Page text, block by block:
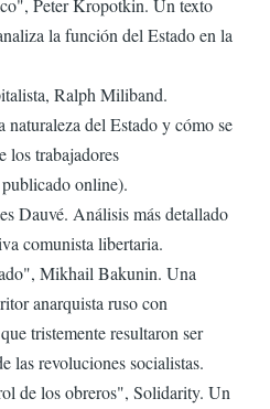
Peter Kropotkin. Un texto
la función del Estado en la
Ralph Miliband.
del Estado y cómo se
los trabajadores
online).
Dauvé. Análisis más detallado
comunista libertaria.
Mikhail Bakunin. Una
anarquista ruso con
tristemente resultaron ser
las revoluciones socialistas.
de los obreros", Solidarity. Un